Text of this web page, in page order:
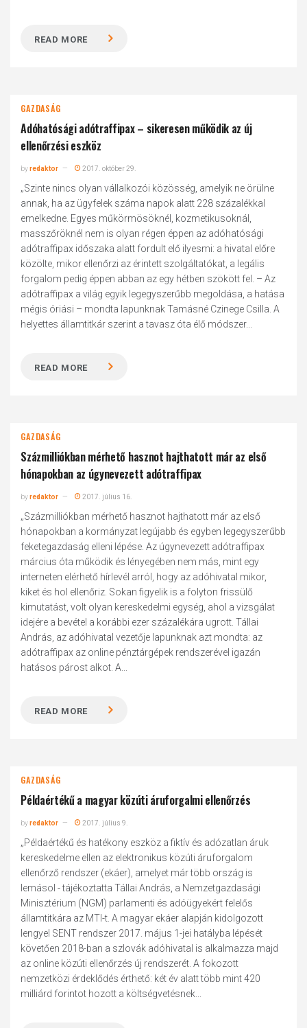
READ MORE
GAZDASÁG
Adóhatósági adótraffipax – sikeresen működik az új
ellenőrzési eszköz
byredaktor 2017. október 29.
„Szinte nincs olyan vállalkozói közösség, amelyik ne örülne
annak, ha az ügyfelek száma napok alatt 228 százalékkal
emelkedne. Egyes műkörmösöknél, kozmetikusoknál,
masszőröknél nem is olyan régen éppen az adóhatósági
adótraffipax időszaka alatt fordult elő ilyesmi: a hivatal előre
közölte, mikor ellenőrzi az érintett szolgáltatókat, a legális
forgalom pedig éppen abban az egy hétben szökött fel. – Az
adótraffipax a világ egyik legegyszerűbb megoldása, a hatása
mégis óriási – mondta lapunknak Tamásné Czinege Csilla. A
helyettes államtitkár szerint a tavasz óta élő módszer...
READ MORE
GAZDASÁG
Százmilliókban mérhető hasznot hajthatott már az első
hónapokban az úgynevezett adótraffipax
byredaktor 2017. július 16.
„Százmilliókban mérhető hasznot hajthatott már az első
hónapokban a kormányzat legújabb és egyben legegyszerűbb
feketegazdaság elleni lépése. Az úgynevezett adótraffipax
március óta működik és lényegében nem más, mint egy
interneten elérhető hírlevél arról, hogy az adóhivatal mikor,
kiket és hol ellenőriz. Sokan figyelik is a folyton frissülő
kimutatást, volt olyan kereskedelmi egység, ahol a vizsgálat
idejére a bevétel a korábbi ezer százalékára ugrott. Tállai
András, az adóhivatal vezetője lapunknak azt mondta: az
adótraffipax az online pénztárgépek rendszerével igazán
hatásos párost alkot. A...
READ MORE
GAZDASÁG
Példaértékű a magyar közúti áruforgalmi ellenőrzés
byredaktor 2017. július 9.
„Példaértékű és hatékony eszköz a fiktív és adózatlan áruk
kereskedelme ellen az elektronikus közúti áruforgalom
ellenőrző rendszer (ekáer), amelyet már több ország is
lemásol - tájékoztatta Tállai András, a Nemzetgazdasági
Minisztérium (NGM) parlamenti és adóügyekért felelős
államtitkára az MTI-t. A magyar ekáer alapján kidolgozott
lengyel SENT rendszer 2017. május 1-jei hatályba lépését
követően 2018-ban a szlovák adóhivatal is alkalmazza majd
az online közúti ellenőrzés új rendszerét. A fokozott
nemzetközi érdeklődés érthető: két év alatt több mint 420
milliárd forintot hozott a költségvetésnek...